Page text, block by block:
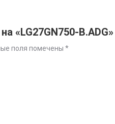
«LG27GN750-B.ADG»
поля помечены *